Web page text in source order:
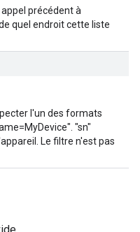
précédent à
quel endroit cette liste
l'un des formats
"sn"
Le filtre n'est pas